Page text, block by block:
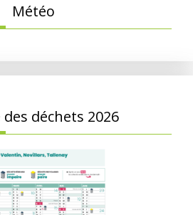
Météo
des déchets 2026